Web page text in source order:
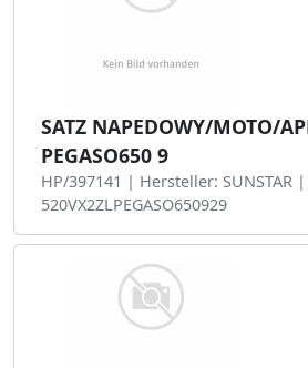
SATZ NAPEDOWY/MOTO/
PEGASO650 9
HP/397141 | Hersteller: SUNSTAR
520VX2ZLPEGASO650929